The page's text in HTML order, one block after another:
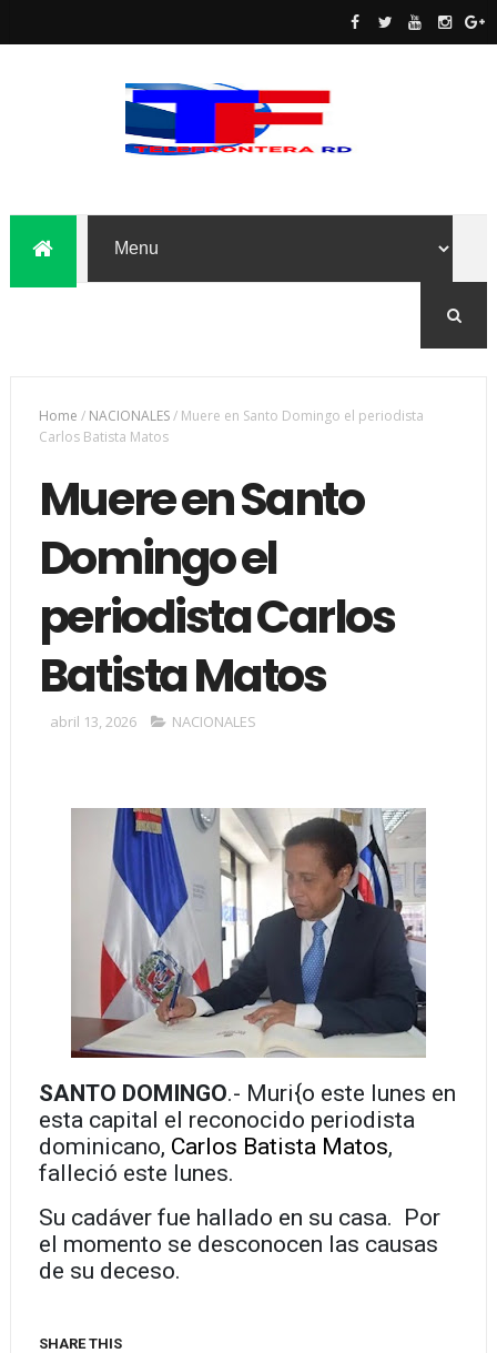
Home / NACIONALES/ Muere en Santo Domingo el periodista
Carlos Batista Matos
Muere en Santo
Domingo el
periodista Carlos
Batista Matos
abril 13, 2026 NACIONALES
SANTO DOMINGO.- Muri{o este lunes en
esta capital el reconocido periodista
dominicano, Carlos Batista Matos,
falleció este lunes.
Su cadáver fue hallado en su casa. Por
el momento se desconocen las causas
de su deceso.
SHARE THIS